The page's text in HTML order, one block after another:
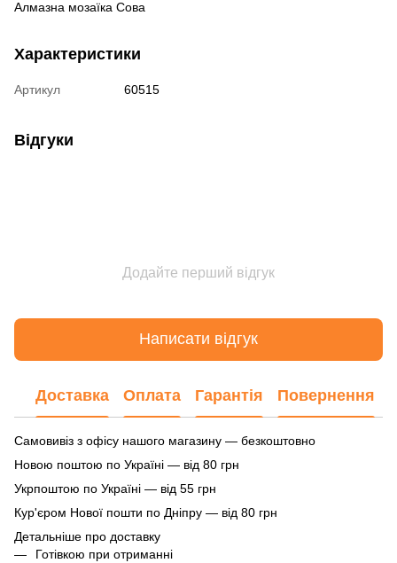
Алмазна мозаїка Сова
Характеристики
Артикул 60515
Відгуки
Додайте перший відгук
Написати відгук
Доставка Оплата Гарантія Повернення
Самовивіз з офісу нашого магазину — безкоштовно
Новою поштою по Україні — від 80 грн
Укрпоштою по Україні — від 55 грн
Кур'єром Нової пошти по Дніпру — від 80 грн
Детальніше про доставку
Готівкою при отриманні